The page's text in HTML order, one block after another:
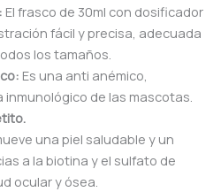
El frasco de 30ml con dosificador
fácil y precisa, adecuada
los tamaños.
Es una anti anémico,
inmunológico de las mascotas.
una piel saludable y un
a la biotina y el sulfato de
ocular y ósea.